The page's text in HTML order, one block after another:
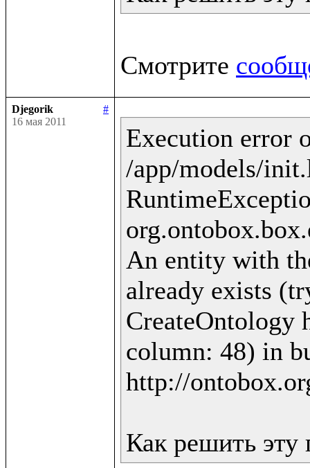
Смотрите
Djegorik
#
16 мая 2011
Execution error
/app/models/
An entity with
already exists
CreateOntology
column: 48) in
http://